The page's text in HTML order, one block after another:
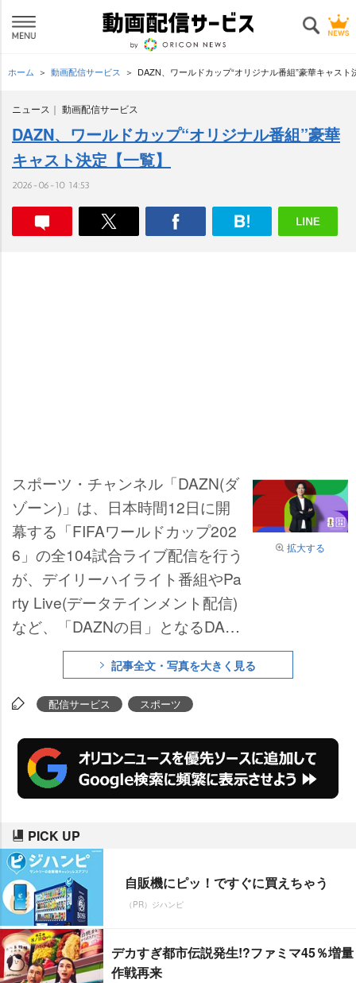
ホーム 動画配信サービス DAZN、ワールドカップ“オリジナル番組”豪華キャスト
ニュース 動画配信サービス
DAZN、ワールドカップ“オリジナル番組”豪華
キャスト決定【一覧】
2026-06-10 14:53
拡大する
スポーツ・チャンネル「DAZN(ダ
ゾーン)」は、日本時間12日に開
幕する「FIFAワールドカップ202
6」の全104試合ライブ配信を行う
が、デイリーハイライト番組やPa
rty Live(データテインメント配信)
など、「DAZNの目」となるDAZ
Nオリジナル番組の豪華出演キャ
ストが決定した。記事全文・写真を大きく見る
配信サービス スポーツ
PICK UP
自販機にピッ！ですぐに買えちゃう
（PR）ジハンピ
デカすぎ都市伝説発生!?ファミマ45％増量
作戦再来